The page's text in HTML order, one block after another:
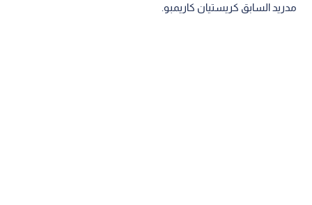
مدريد السابق كريستيان ​كاريمبو​.